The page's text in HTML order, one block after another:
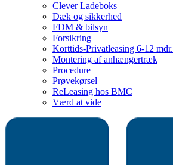
Clever Ladeboks
Dæk og sikkerhed
FDM & bilsyn
Forsikring
Korttids-Privatleasing 6-12 mdr.
Montering af anhængertræk
Procedure
Prøvekørsel
ReLeasing hos BMC
Værd at vide